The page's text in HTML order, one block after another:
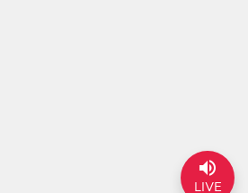
volume_up
LIVE